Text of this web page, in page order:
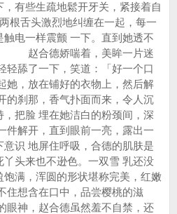
有些生疏地鬆开牙关，紧接着自
舌头激烈地纠缠在一起，每一
电一样震颤 一下。直到她透不
赵合德娇喘着，美眸一片迷
舔了一下，笑道：「好一个口
她，放在铺好的衣物上，然后解
刹那，香气扑面而来，令人沉
把脸 埋在她洁白的粉颈间，深
解开，直到眼前一亮，露出一
意识 地屏住呼吸，合德的肌肤是
丫头来也不逊色。一双雪 乳还没
满，浑圆的形状堪称完美，红嫩
住想含在口中，品尝樱桃的滋
神，赵合德虽然羞不自禁，还